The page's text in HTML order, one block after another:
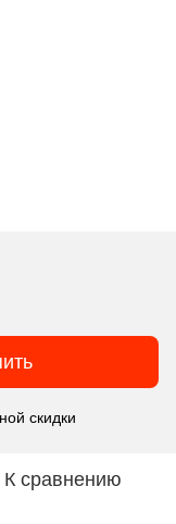
скидки
К сравнению